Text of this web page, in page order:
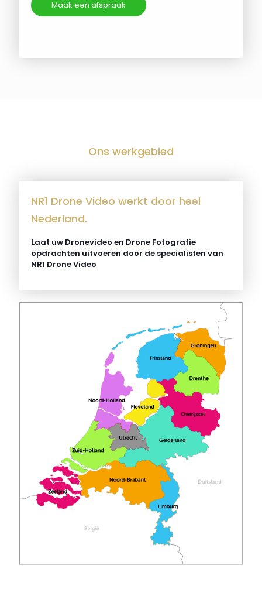
Maak een afspraak
Ons werkgebied
NR1 Drone Video werkt door heel
Nederland.
Laat uw Dronevideo en Drone Fotografie
opdrachten uitvoeren door de specialisten van
NR1 Drone Video